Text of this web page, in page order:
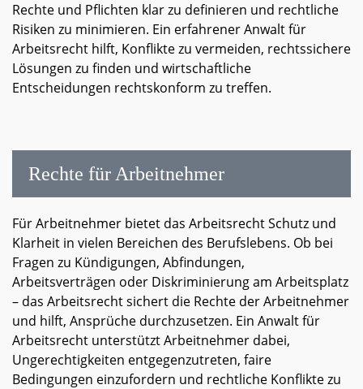
Rechte und Pflichten klar zu definieren und rechtliche
Risiken zu minimieren. Ein erfahrener Anwalt für
Arbeitsrecht hilft, Konflikte zu vermeiden, rechtssichere
Lösungen zu finden und wirtschaftliche
Entscheidungen rechtskonform zu treffen.
Rechte für Arbeitnehmer
Für Arbeitnehmer bietet das Arbeitsrecht Schutz und
Klarheit in vielen Bereichen des Berufslebens. Ob bei
Fragen zu Kündigungen, Abfindungen,
Arbeitsverträgen oder Diskriminierung am Arbeitsplatz
– das Arbeitsrecht sichert die Rechte der Arbeitnehmer
und hilft, Ansprüche durchzusetzen. Ein Anwalt für
Arbeitsrecht unterstützt Arbeitnehmer dabei,
Ungerechtigkeiten entgegenzutreten, faire
Bedingungen einzufordern und rechtliche Konflikte zu